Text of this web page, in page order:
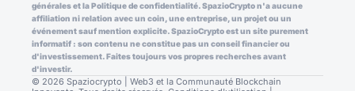
générales et la Politique de confidentialité. SpazioCrypto n'a aucune
affiliation ni relation avec un coin, une entreprise, un projet ou un
événement sauf mention explicite. SpazioCrypto est un site purement
informatif : son contenu ne constitue pas un conseil financier ou
d'investissement. Faites toujours vos propres recherches avant
d'investir.
© 2026 Spaziocrypto | Web3 et la Communauté Blockchain